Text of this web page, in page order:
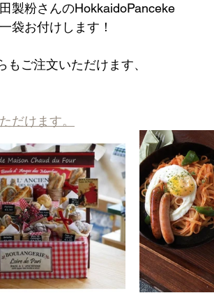
粉さんのHokkaidoPanceke
お付けします！
ご注文いただけます、
だけます。